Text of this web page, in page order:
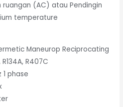
ruangan (AC) atau Pendingin
temperature
Maneurop Reciprocating
R407C
1 phase